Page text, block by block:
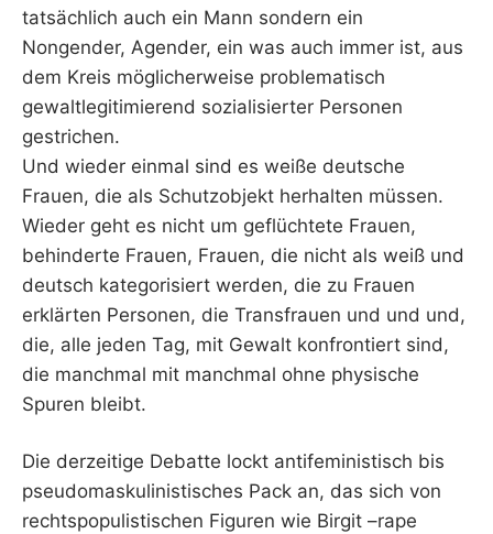
tatsächlich auch ein Mann sondern ein
Nongender, Agender, ein was auch immer ist, aus
dem Kreis möglicherweise problematisch
gewaltlegitimierend sozialisierter Personen
gestrichen.
Und wieder einmal sind es weiße deutsche
Frauen, die als Schutzobjekt herhalten müssen.
Wieder geht es nicht um geflüchtete Frauen,
behinderte Frauen, Frauen, die nicht als weiß und
deutsch kategorisiert werden, die zu Frauen
erklärten Personen, die Transfrauen und und und,
die, alle jeden Tag, mit Gewalt konfrontiert sind,
die manchmal mit manchmal ohne physische
Spuren bleibt.
Die derzeitige Debatte lockt antifeministisch bis
pseudomaskulinistisches Pack an, das sich von
rechtspopulistischen Figuren wie Birgit –rape